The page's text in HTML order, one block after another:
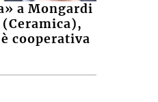
a Mongardi
cooperativa